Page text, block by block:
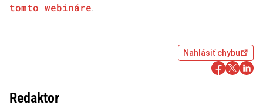
tomto webináre.
Nahlásiť chybu
Redaktor